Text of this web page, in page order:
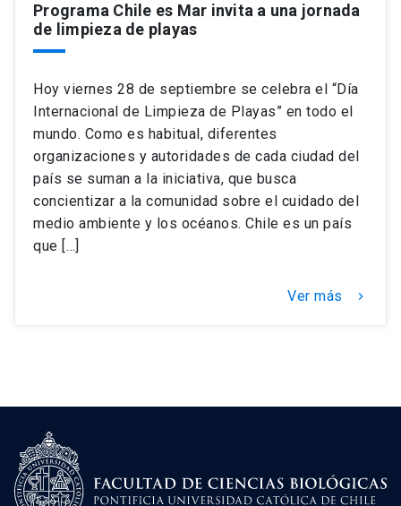
Programa Chile es Mar invita a una jornada
de limpieza de playas
Hoy viernes 28 de septiembre se celebra el “Día
Internacional de Limpieza de Playas” en todo el
mundo. Como es habitual, diferentes
organizaciones y autoridades de cada ciudad del
país se suman a la iniciativa, que busca
concientizar a la comunidad sobre el cuidado del
medio ambiente y los océanos. Chile es un país
que […]
Ver más keyboard_arrow_right